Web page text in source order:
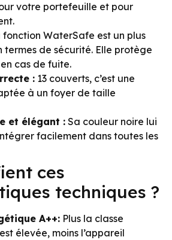
votre portefeuille et pour
fonction WaterSafe est un plus
termes de sécurité. Elle protège
cas de fuite.
: 13 couverts, c’est une
à un foyer de taille
et élégant : Sa couleur noire lui
facilement dans toutes les
ces
techniques ?
A++: Plus la classe
élevée, moins l’appareil